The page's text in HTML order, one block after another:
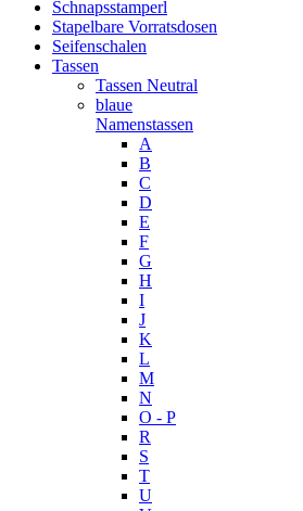
Schnapsstamperl
Stapelbare Vorratsdosen
Seifenschalen
Tassen
Tassen Neutral
blaue
Namenstassen
A
B
C
D
E
F
G
H
I
J
K
L
M
N
O - P
R
S
T
U